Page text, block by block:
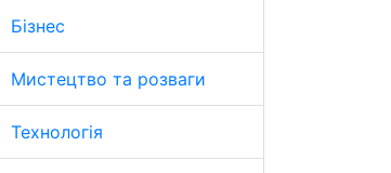
Бізнес
Мистецтво та розваги
Технологія